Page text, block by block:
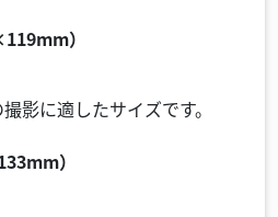
）
影に適したサイズです。
）